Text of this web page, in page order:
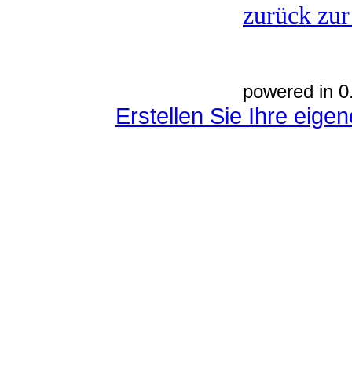
zurück
powered in
Erstellen Sie Ihre